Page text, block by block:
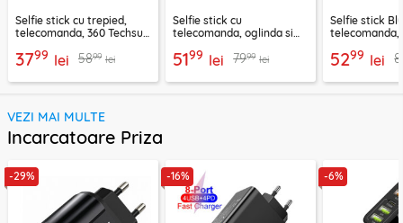
Selfie stick cu trepied,
telecomanda, 360 Techsuit
3799 lei 5899 lei
Selfie stick cu
telecomanda, oglinda si
5199 lei 7999 lei
Selfie stick
telecomanda,
5299 lei
VEZI MAI MULTE
Incarcatoare Priza
-29% -16% -6%